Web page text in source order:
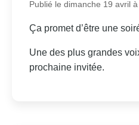
Publié le dimanche 19 avril
Ça promet d’être une
Une des plus grandes
prochaine invitée.